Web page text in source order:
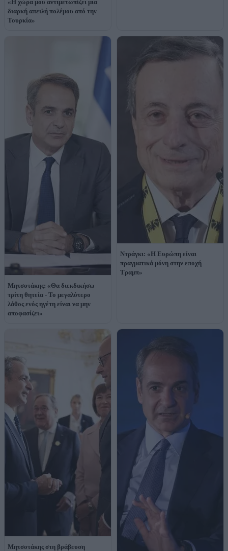
«Η χώρα μου αντιμετωπίζει μια
διαρκή απειλή πολέμου από την
Τουρκία»
Μητσοτάκης: «Θα διεκδικήσω
τρίτη θητεία - Το μεγαλύτερο
λάθος ενός ηγέτη είναι να μην
αποφασίζει»
Ντράγκι: «Η Ευρώπη είναι
πραγματικά μόνη στην εποχή
Τραμπ»
Μητσοτάκης στη βράβευση